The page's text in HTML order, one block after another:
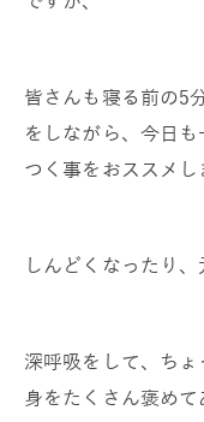
皆さんも寝る前の5
をしながら、今日
つく事をおススメ
しんどくなったり
深呼吸をして、ち
身をたくさん褒め